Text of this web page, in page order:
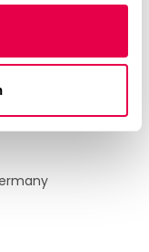
und -textilien. Wir
Hotels und
Sie sich verlassen